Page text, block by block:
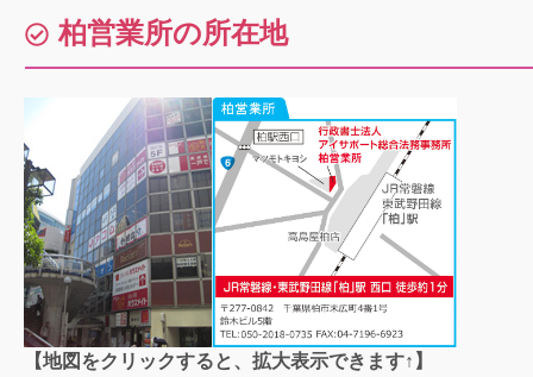
柏営業所の所在地
【地図をクリックすると、拡大表示できます↑】